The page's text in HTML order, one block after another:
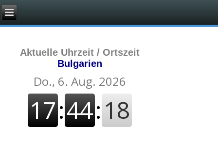
Aktuelle Uhrzeit / Ortszeit
Bulgarien